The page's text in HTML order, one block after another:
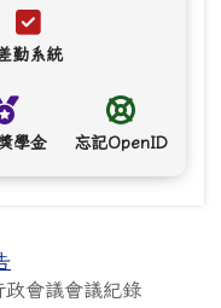
勤系統
學金 忘記OpenID
會議會議紀錄